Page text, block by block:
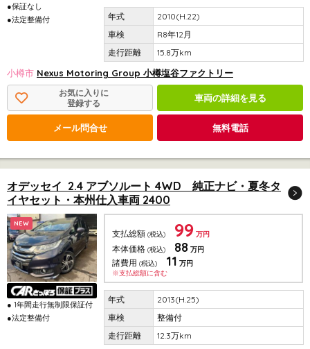
●保証なし
●法定整備付
2010(H.22)
R8年12月
15.8万km
小樽市 Nexus Motoring Group 小樽塩谷ファクトリー
お気に入りに
登録する
車両の詳細を見る
メール問合せ 無料電話
オデッセイ 2.4 アブソルート 4WD 純正ナビ・夏冬タ
イヤセット・本州仕入車両 2400
NEW
● 1年間走行無制限保証付
●法定整備付
支払総額 (税込) 99 万円
本体価格 (税込) 88 万円
諸費用 (税込) 11 万円
※支払総額に含む
2013(H.25)
整備付
12.3万km